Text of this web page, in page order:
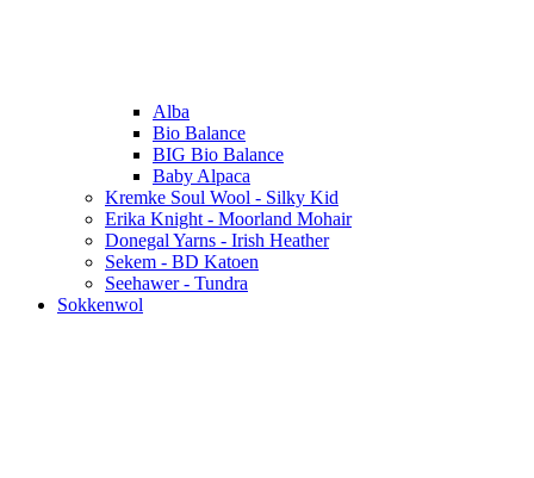
Alba
Bio Balance
BIG Bio Balance
Baby Alpaca
Kremke Soul Wool - Silky Kid
Erika Knight - Moorland Mohair
Donegal Yarns - Irish Heather
Sekem - BD Katoen
Seehawer - Tundra
Sokkenwol